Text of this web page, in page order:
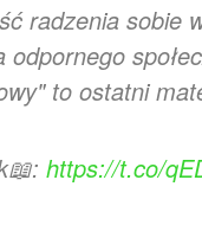
radzenia sobie
odpornego
to ostatni
https://t.co/